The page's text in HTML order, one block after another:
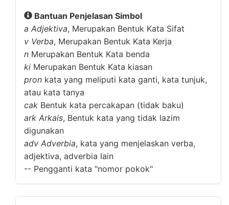
Bantuan Penjelasan Simbol
a Adjektiva, Merupakan Bentuk Kata Sifat
v Verba, Merupakan Bentuk Kata Kerja
n Merupakan Bentuk Kata benda
ki Merupakan Bentuk Kata kiasan
pron kata yang meliputi kata ganti, kata tunjuk,
atau kata tanya
cak Bentuk kata percakapan (tidak baku)
ark Arkais, Bentuk kata yang tidak lazim
digunakan
adv Adverbia, kata yang menjelaskan verba,
adjektiva, adverbia lain
-- Pengganti kata "nomor pokok"